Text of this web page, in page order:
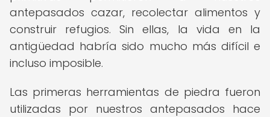
antepasados cazar, recolectar alimentos y
construir refugios. Sin ellas, la vida en la
antigüedad habría sido mucho más difícil e
incluso imposible.
Las primeras herramientas de piedra fueron
utilizadas por nuestros antepasados hace